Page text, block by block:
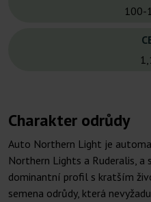
100-
Charakter odrůdy
Auto Northern Light je
Northern Lights a Ruderalis, a
dominantní profil s kratším
semena odrůdy, která